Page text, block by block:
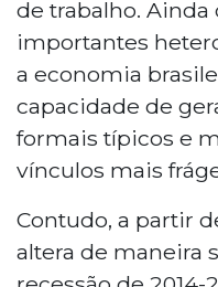
de trabalho.
importantes
a economia
capacidade de
formais típicos e
vínculos mais
Contudo, a partir
altera de maneira